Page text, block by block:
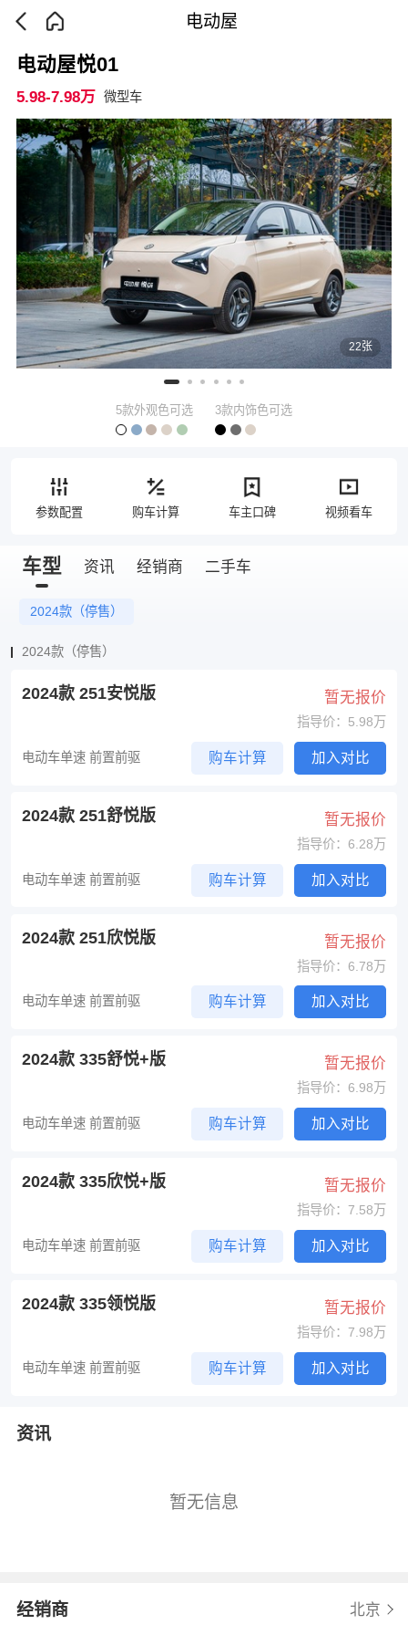
电动屋
22张
电动屋悦01
5.98-7.98万 微型车
5款外观色可选 3款内饰色可选
参数配置 购车计算 车主口碑 视频看车
车型 资讯 经销商 二手车
2024款（停售）
2024款（停售）
2024款 251安悦版 暂无报价
指导价：5.98万
电动车单速 前置前驱 购车计算 加入对比
2024款 251舒悦版 暂无报价
指导价：6.28万
电动车单速 前置前驱 购车计算 加入对比
2024款 251欣悦版 暂无报价
指导价：6.78万
电动车单速 前置前驱 购车计算 加入对比
2024款 335舒悦+版 暂无报价
指导价：6.98万
电动车单速 前置前驱 购车计算 加入对比
2024款 335欣悦+版 暂无报价
指导价：7.58万
电动车单速 前置前驱 购车计算 加入对比
2024款 335领悦版 暂无报价
指导价：7.98万
电动车单速 前置前驱 购车计算 加入对比
资讯
暂无信息
经销商 北京